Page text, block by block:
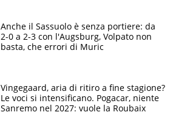
Anche il Sassuolo è senza portiere: da
2-0 a 2-3 con l'Augsburg, Volpato non
basta, che errori di Muric
Vingegaard, aria di ritiro a fine stagione?
Le voci si intensificano. Pogacar, niente
Sanremo nel 2027: vuole la Roubaix